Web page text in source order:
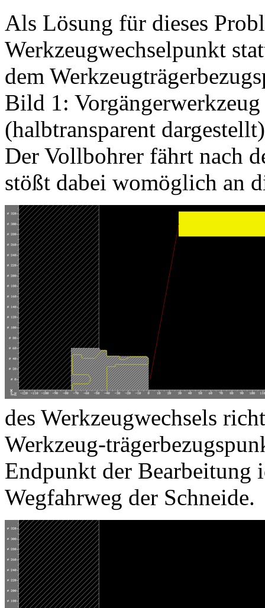
Als Lösung für dieses
Werkzeugwechselpunkt
dem
Bild 1:
(halbtransparent
Der Vollbohrer fährt nach
stößt dabei womöglich an
des Werkzeugwechsels
Werkzeug-
Endpunkt der Bearbeitung
Wegfahrweg der Schneide.